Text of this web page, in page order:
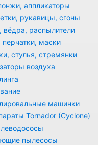
аппликаторы
рукавицы, сгоны
вёдра, распылители
маски
стулья, стремянки
воздуха
машинки
Tornador (Cyclone)
пылесосы